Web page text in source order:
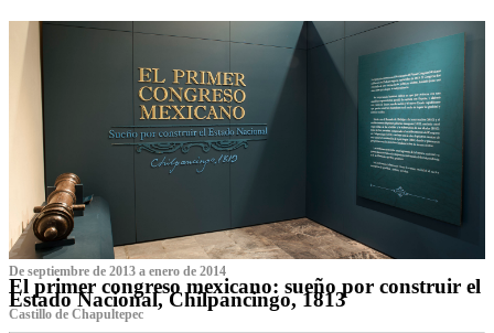
De septiembre de 2013 a enero de 2014
El primer congreso mexicano: sueño por construir el
Estado Nacional, Chilpancingo, 1813
Castillo de Chapultepec